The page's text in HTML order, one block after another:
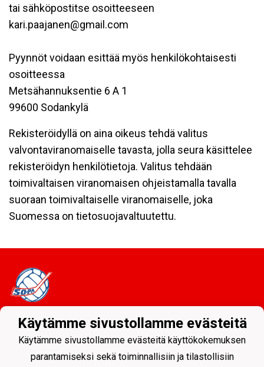
tai sähköpostitse osoitteeseen
kari.paajanen@gmail.com
Pyynnöt voidaan esittää myös henkilökohtaisesti
osoitteessa
Metsähannuksentie 6 A 1
99600 Sodankylä
Rekisteröidyllä on aina oikeus tehdä valitus
valvontaviranomaiselle tavasta, jolla seura käsittelee
rekisteröidyn henkilötietoja. Valitus tehdään
toimivaltaisen viranomaisen ohjeistamalla tavalla
suoraan toimivaltaiselle viranomaiselle, joka
Suomessa on tietosuojavaltuutettu.
Tietosuojaseloste
Sodankylän Pallo ry - Nuorissa on tulevaisuus
Käytämme sivustollamme evästeitä
Käytämme sivustollamme evästeitä käyttökokemuksen
parantamiseksi sekä toiminnallisiin ja tilastollisiin